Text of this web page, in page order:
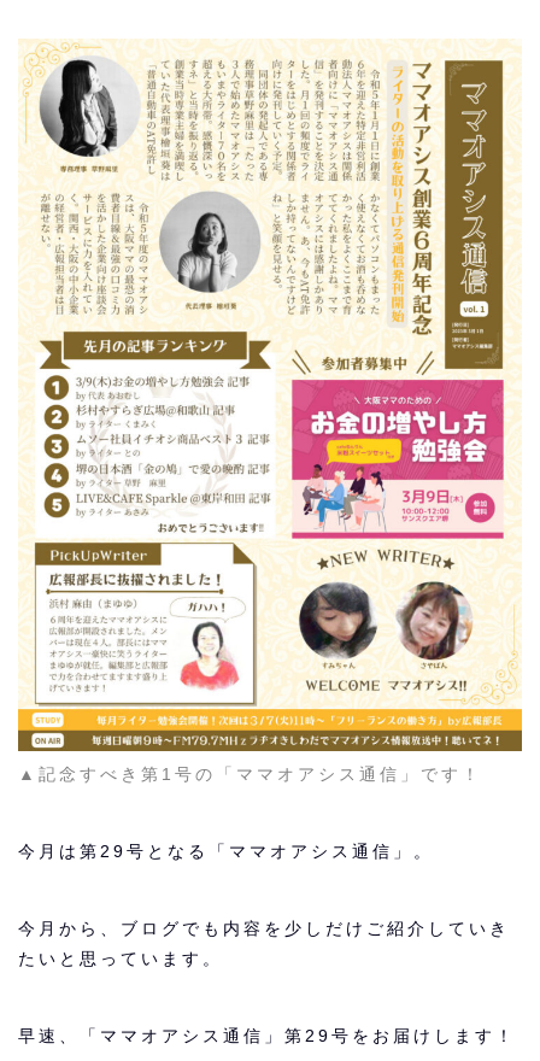
▲記念すべき第1号の「ママオアシス通信」です！
今月は第29号となる「ママオアシス通信」。
今月から、ブログでも内容を少しだけご紹介していき
たいと思っています。
早速、「ママオアシス通信」第29号をお届けします！